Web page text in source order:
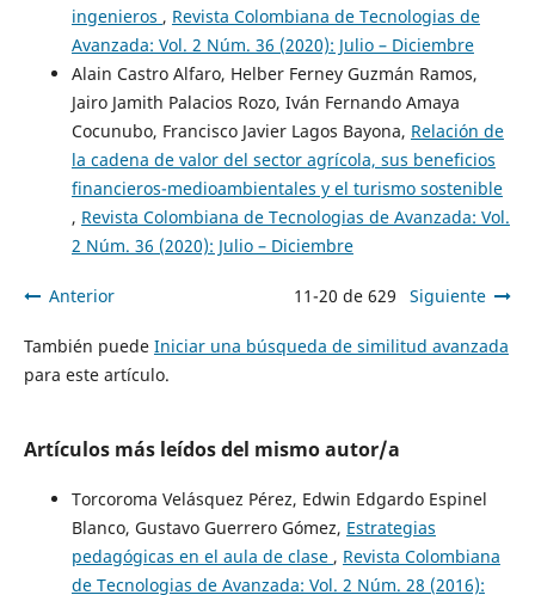
ingenieros , Revista Colombiana de Tecnologias de
Avanzada: Vol. 2 Núm. 36 (2020): Julio – Diciembre
Alain Castro Alfaro, Helber Ferney Guzmán Ramos,
Jairo Jamith Palacios Rozo, Iván Fernando Amaya
Cocunubo, Francisco Javier Lagos Bayona, Relación de
la cadena de valor del sector agrícola, sus beneficios
financieros-medioambientales y el turismo sostenible
, Revista Colombiana de Tecnologias de Avanzada: Vol.
2 Núm. 36 (2020): Julio – Diciembre
Anterior 11-20 de 629 Siguiente
También puede Iniciar una búsqueda de similitud avanzada
para este artículo.
Artículos más leídos del mismo autor/a
Torcoroma Velásquez Pérez, Edwin Edgardo Espinel
Blanco, Gustavo Guerrero Gómez, Estrategias
pedagógicas en el aula de clase , Revista Colombiana
de Tecnologias de Avanzada: Vol. 2 Núm. 28 (2016):